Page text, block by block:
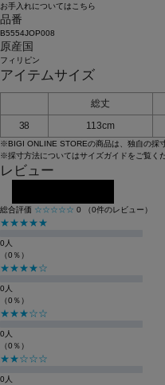
お手入れについてはこちら
品番
B5554JOP008
原産国
フィリピン
アイテムサイズ
総丈
38
113cm
※BIGI ONLINE STOREの商品は、独自の採
※採寸方法についてはサイズガイドをご覧く
レビュー
総合評価 ☆☆☆☆☆ 0 （0件のレビュー）
★★★★★
0人
（0％）
★★★★☆
0人
（0％）
★★★☆☆
0人
（0％）
★★☆☆☆
0人